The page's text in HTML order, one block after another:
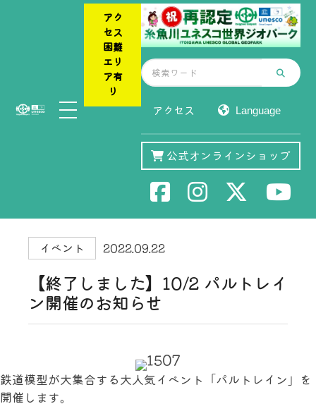
アク
セス
困難
エリ
ア有
り
アクセス
公式オンラインショップ
イベント 2022.09.22
【終了しました】10/2 パルトレイ
ン開催のお知らせ
鉄道模型が大集合する大人気イベント「パルトレイン」を
開催します。